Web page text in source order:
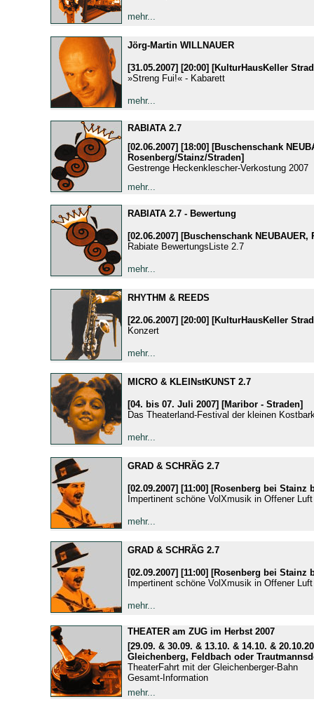
mehr...
Jörg-Martin WILLNAUER
[31.05.2007] [20:00] [KulturHausKeller
»Streng Fui!« - Kabarett
mehr...
RABIATA 2.7
[02.06.2007] [18:00] [Buschenschank
Rosenberg/Stainz/Straden]
Gestrenge Heckenklescher-Verkostung 2007
mehr...
RABIATA 2.7 - Bewertung
[02.06.2007] [Buschenschank NEUBAUER,
Rabiate BewertungsListe 2.7
mehr...
RHYTHM & REEDS
[22.06.2007] [20:00] [KulturHausKeller
Konzert
mehr...
MICRO & KLEINstKUNST 2.7
[04. bis 07. Juli 2007] [Maribor - Straden]
Das Theaterland-Festival der kleinen
mehr...
GRAD & SCHRÄG 2.7
[02.09.2007] [11:00] [Rosenberg bei Stainz
Impertinent schöne VolXmusik in Offener Luft
mehr...
GRAD & SCHRÄG 2.7
[02.09.2007] [11:00] [Rosenberg bei Stainz
Impertinent schöne VolXmusik in Offener Luft
mehr...
THEATER am ZUG im Herbst 2007
[29.09. & 30.09. & 13.10. & 14.10. &
Gleichenberg, Feldbach oder
TheaterFahrt mit der Gleichenberger-Bahn
Gesamt-Information
mehr...